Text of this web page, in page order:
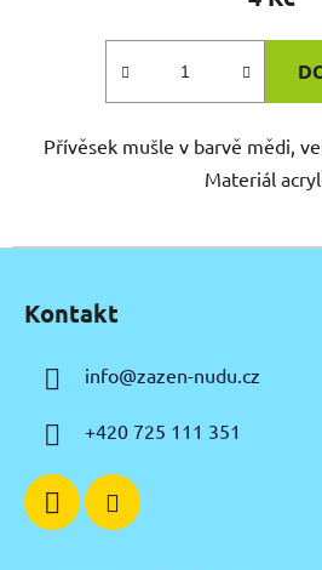
Přívěsek mušle v barvě mědi,
Materiál
Kontakt
info@zazen-nudu.cz
+420 725 111 351